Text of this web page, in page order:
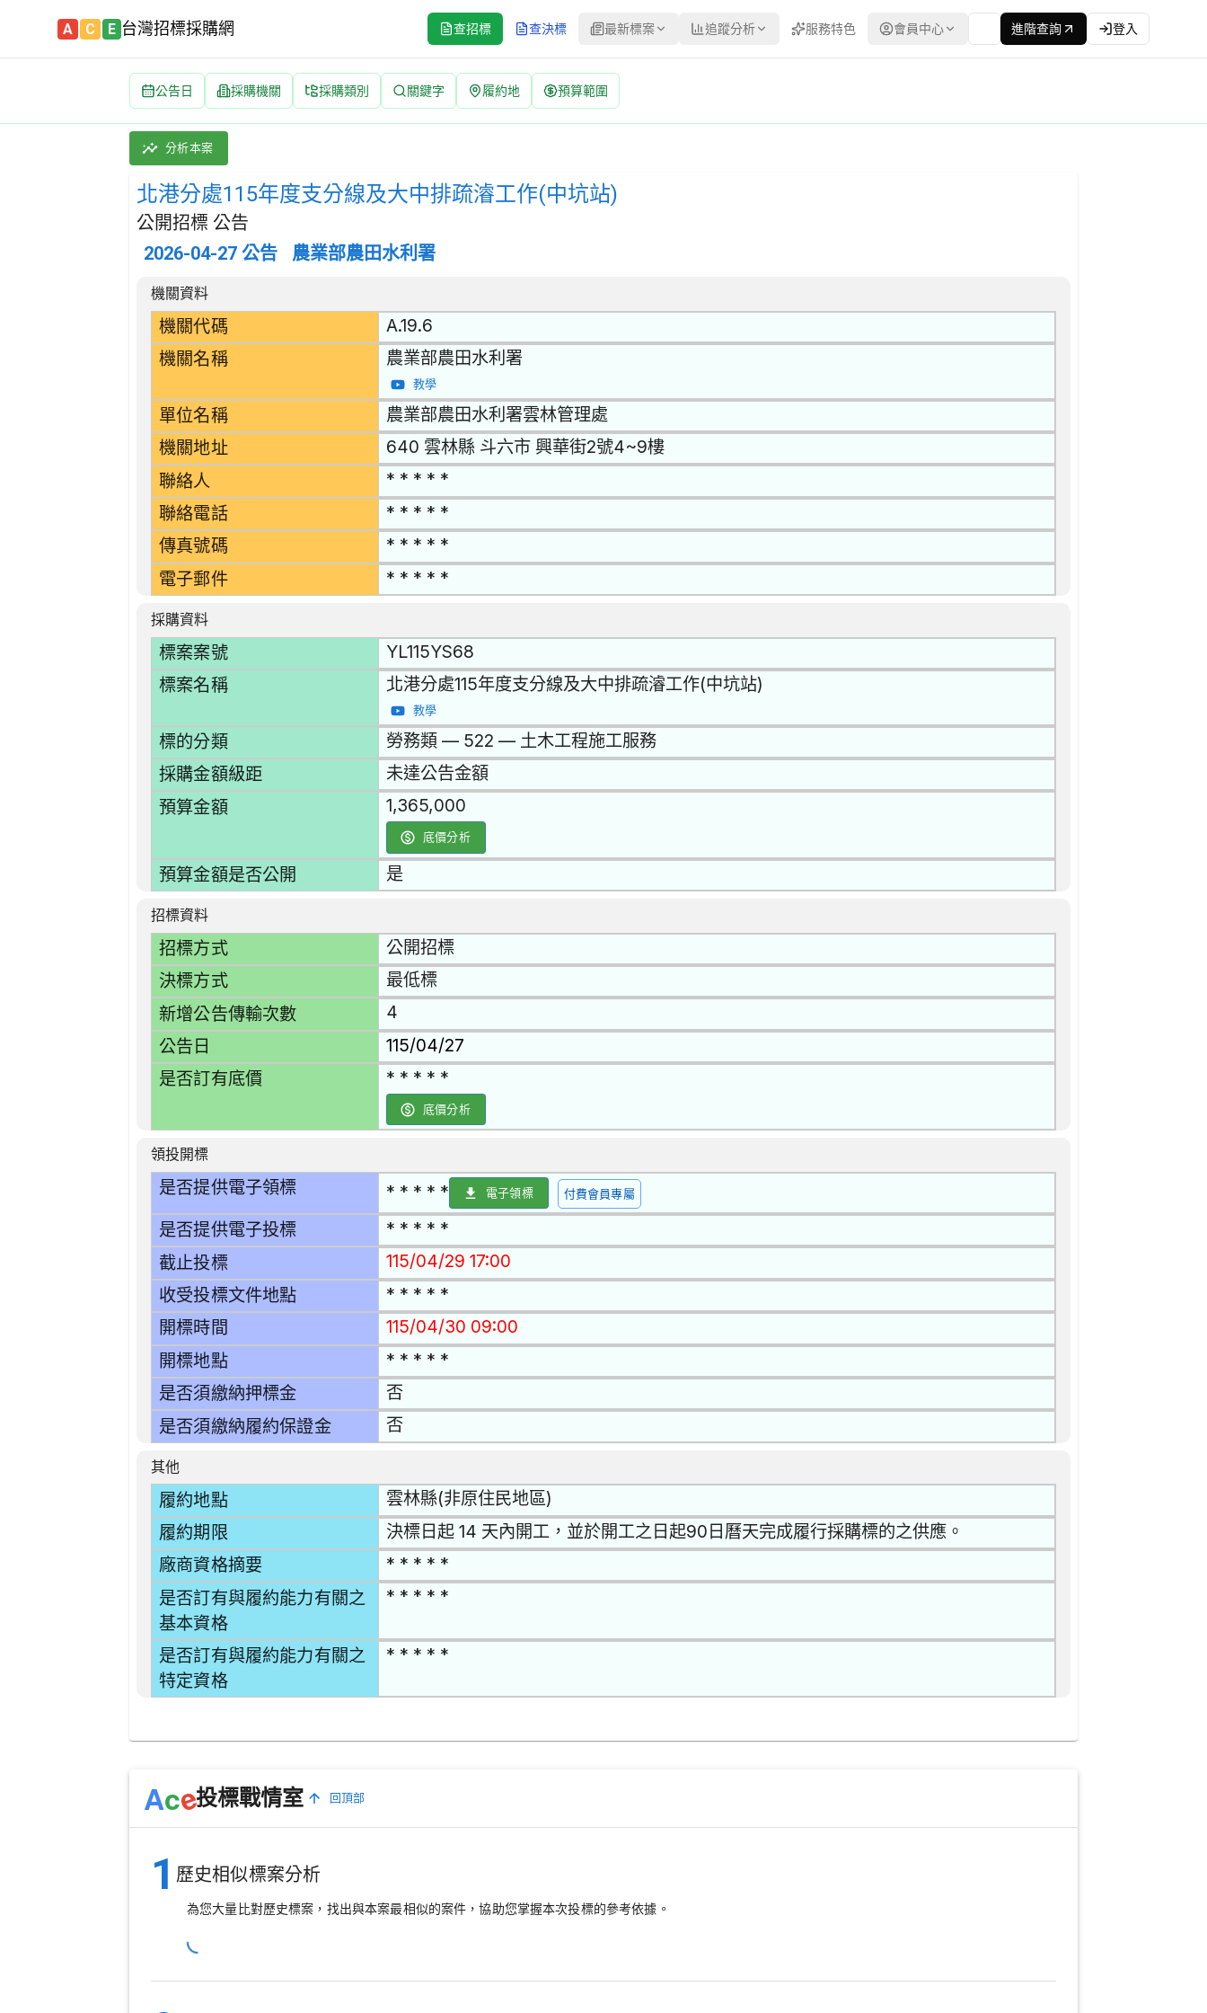
A C E 台灣招標採購網 查招標 查決標 最新標案 追蹤分析 服務特色 會員中心 進階查詢 登入
公告日 採購機關 採購類別 關鍵字 履約地 預算範圍
北港分處115年度支分線及大中排疏濬工作(中坑站) 招標公告 | 案號：YL115YS68 | 公開招標 公告
採購類別：勞務類 土木工程施工服務 | 招標方式：公開招標 | 決標方式：最低標 | 資料來源：台灣政府電子採購網（公共工程委員會） | 更新時間：2026-04-
分析本案
北港分處115年度支分線及大中排疏濬工作(中坑站)
公開招標 公告
2026-04-27 公告 農業部農田水利署
招標公告詳細內容
機關資料
機關代碼 A.19.6
機關名稱 農業部農田水利署
教學
單位名稱 農業部農田水利署雲林管理處
機關地址 640 雲林縣 斗六市 興華街2號4~9樓
聯絡人 * * * * *
聯絡電話 * * * * *
傳真號碼 * * * * *
電子郵件 * * * * *
採購資料
標案案號 YL115YS68
標案名稱 北港分處115年度支分線及大中排疏濬工作(中坑站)
教學
標的分類 勞務類 — 522 — 土木工程施工服務
採購金額級距 未達公告金額
預算金額 1,365,000
底價分析
預算金額是否公開 是
招標資料
招標方式 公開招標
決標方式 最低標
新增公告傳輸次數 4
公告日 115/04/27
是否訂有底價 * * * * *
底價分析
領投開標
是否提供電子領標 * * * * * 電子領標 付費會員專屬
是否提供電子投標 * * * * *
截止投標 115/04/29 17:00
收受投標文件地點 * * * * *
開標時間 115/04/30 09:00
開標地點 * * * * *
是否須繳納押標金 否
是否須繳納履約保證金 否
其他
履約地點 雲林縣(非原住民地區)
履約期限 決標日起 14 天內開工，並於開工之日起90日曆天完成履行採購標的之供應。
廠商資格摘要 * * * * *
是否訂有與履約能力有關之
基本資格
* * * * *
是否訂有與履約能力有關之
特定資格
* * * * *
Ace投標戰情室 回頂部
1 歷史相似標案分析
為您大量比對歷史標案，找出與本案最相似的案件，協助您掌握本次投標的參考依據。